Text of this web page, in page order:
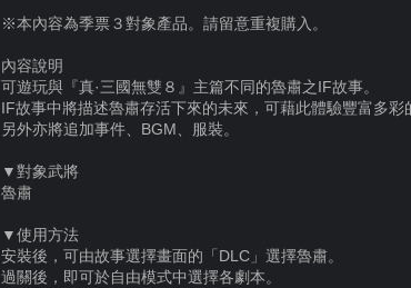
※本內容為季票３對象產品。請留意重複購入。
內容說明
可遊玩與『真·三國無雙８』主篇不同的魯肅之IF故事。
IF故事中將描述魯肅存活下來的未來，可藉此體驗豐富多彩
另外亦將追加事件、BGM、服裝。
▼對象武將
魯肅
▼使用方法
安裝後，可由故事選擇畫面的「DLC」選擇魯肅。
過關後，即可於自由模式中選擇各劇本。